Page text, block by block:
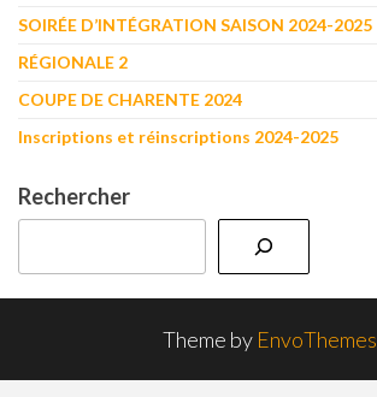
SOIRÉE D’INTÉGRATION SAISON 2024-2025
RÉGIONALE 2
COUPE DE CHARENTE 2024
Inscriptions et réinscriptions 2024-2025
Rechercher
Theme by EnvoThemes